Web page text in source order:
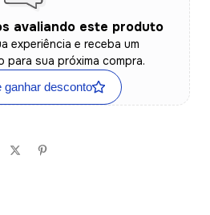
avaliando este produto
experiência e receba um
para sua próxima compra.
ganhar desconto